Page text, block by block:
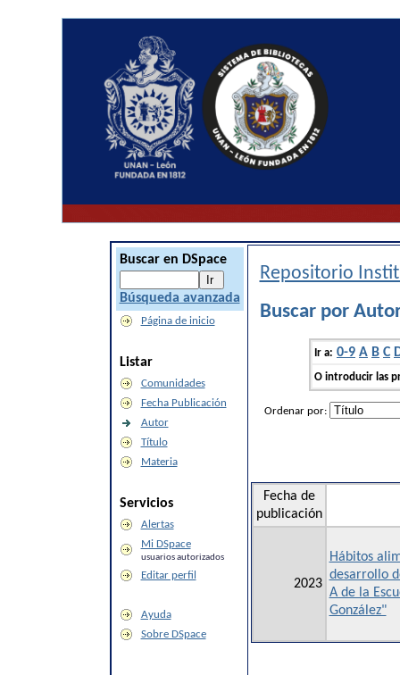
Buscar en DSpace
Búsqueda avanzada
Página de inicio
Listar
Comunidades
Fecha Publicación
Autor
Título
Materia
Servicios
Alertas
Mi DSpace
usuarios autorizados
Editar perfil
Ayuda
Sobre DSpace
Repositorio
Buscar por
Ir a: 0-9 A B C
O introducir las
Ordenar por:
Fecha de
publicación
2023
Hábitos
desarrollo
A de la
González"